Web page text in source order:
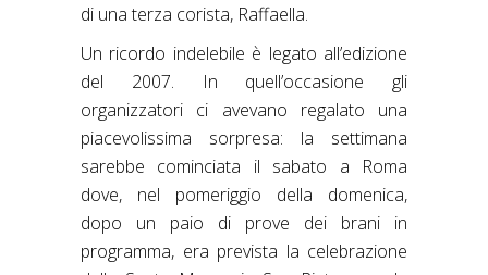
di una terza corista, Raffaella.
Un ricordo indelebile è legato all’edizione
del 2007. In quell’occasione gli
organizzatori ci avevano regalato una
piacevolissima sorpresa: la settimana
sarebbe cominciata il sabato a Roma
dove, nel pomeriggio della domenica,
dopo un paio di prove dei brani in
programma, era prevista la celebrazione